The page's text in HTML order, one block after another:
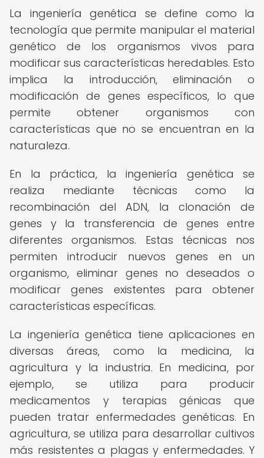
La ingeniería genética se define como la
tecnología que permite manipular el material
genético de los organismos vivos para
modificar sus características heredables. Esto
implica la introducción, eliminación o
modificación de genes específicos, lo que
permite obtener organismos con
características que no se encuentran en la
naturaleza.
En la práctica, la ingeniería genética se
realiza mediante técnicas como la
recombinación del ADN, la clonación de
genes y la transferencia de genes entre
diferentes organismos. Estas técnicas nos
permiten introducir nuevos genes en un
organismo, eliminar genes no deseados o
modificar genes existentes para obtener
características específicas.
La ingeniería genética tiene aplicaciones en
diversas áreas, como la medicina, la
agricultura y la industria. En medicina, por
ejemplo, se utiliza para producir
medicamentos y terapias génicas que
pueden tratar enfermedades genéticas. En
agricultura, se utiliza para desarrollar cultivos
más resistentes a plagas y enfermedades. Y